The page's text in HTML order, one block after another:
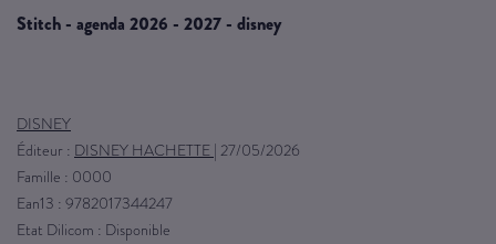
stitch - agenda 2026 - 2027 - disney
DISNEY
Éditeur : DISNEY HACHETTE | 27/05/2026
Famille : 0000
Ean13 : 9782017344247
Etat Dilicom : Disponible